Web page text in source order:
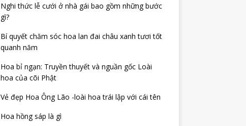
Nghi thức lễ cưới ở nhà gái bao gồm những bước
gì?
Bí quyết chăm sóc hoa lan đai châu xanh tươi tốt
quanh năm
Hoa bỉ ngạn: Truyền thuyết và nguần gốc Loài
hoa của cõi Phật
Vẻ đẹp Hoa Ông Lão -loài hoa trái lập với cái tên
Hoa hồng sáp là gì